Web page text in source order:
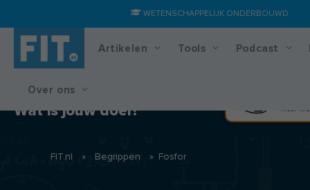
WETENSCHAPPELIJK ONDERBOUWD
Artikelen Tools Podcast
Over ons
Training & voedingsplan
Wat is jouw doel?
FIT.nl » Begrippen » Fosfor